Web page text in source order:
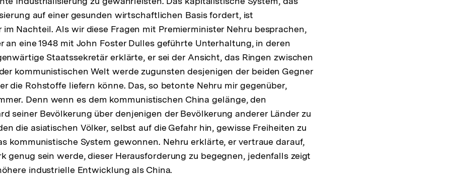
auf einer gesunden wirtschaftlichen Basis fordert, ist
im Nachteil. Als wir diese Fragen mit Premierminister Nehru besprachen,
an eine 1948 mit John Foster Dulles geführte Unterhaltung, in deren
Staatssekretär erklärte, er sei der Ansicht, das Ringen zwischen
kommunistischen Welt werde zugunsten desjenigen der beiden Gegner
die Rohstoffe liefern könne. Das, so betonte Nehru mir gegenüber,
Denn wenn es dem kommunistischen China gelänge, den
seiner Bevölkerung über denjenigen der Bevölkerung anderer Länder zu
die asiatischen Völker, selbst auf die Gefahr hin, gewisse Freiheiten zu
kommunistische System gewonnen. Nehru erklärte, er vertraue darauf,
genug sein werde, dieser Herausforderung zu begegnen, jedenfalls zeigt
industrielle Entwicklung als China.